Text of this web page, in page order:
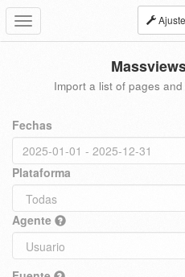
Toggle
navigation
Import a list of pages
Fechas
Plataforma
Agente